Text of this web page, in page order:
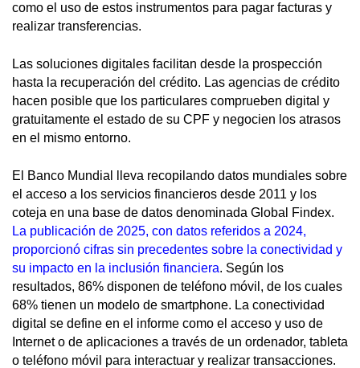
como el uso de estos instrumentos para pagar facturas y
realizar transferencias.
Las soluciones digitales facilitan desde la prospección
hasta la recuperación del crédito. Las agencias de crédito
hacen posible que los particulares comprueben digital y
gratuitamente el estado de su CPF y negocien los atrasos
en el mismo entorno.
El Banco Mundial lleva recopilando datos mundiales sobre
el acceso a los servicios financieros desde 2011 y los
coteja en una base de datos denominada Global Findex.
La publicación de 2025, con datos referidos a 2024,
proporcionó cifras sin precedentes sobre la conectividad y
su impacto en la inclusión financiera. Según los
resultados, 86% disponen de teléfono móvil, de los cuales
68% tienen un modelo de smartphone. La conectividad
digital se define en el informe como el acceso y uso de
Internet o de aplicaciones a través de un ordenador, tableta
o teléfono móvil para interactuar y realizar transacciones.